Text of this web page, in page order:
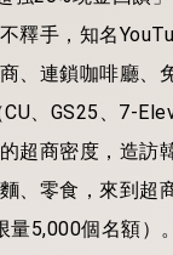
釋手，知名
、連鎖咖啡廳、
、GS25、7-
超商密度，造訪
、零食，來到超
5,000個名額）。